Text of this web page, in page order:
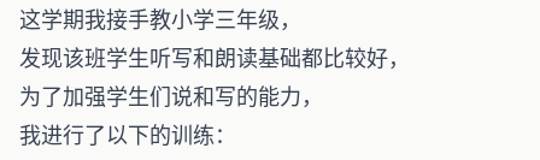
这学期我接手教小学三年级，
发现该班学生听写和朗读基础都比较好，
为了加强学生们说和写的能力，
我进行了以下的训练：